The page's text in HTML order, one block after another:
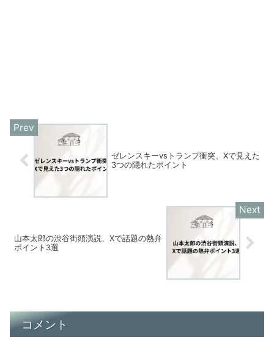
ゼレンスキーvsトランプ衝突、Xで見えた
3つの隠れたポイント
山本太郎の渋谷街頭演説、Xで話題の熱弁
ポイント3選
コメント